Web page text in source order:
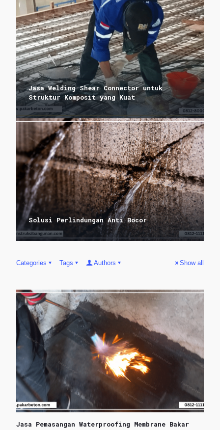
Jasa Welding Shear Connector untuk
Struktur Komposit yang Kuat
Solusi Perlindungan Anti Bocor
Categories Tags Authors Show all
Jasa Pemasangan Waterproofing Membrane Bakar